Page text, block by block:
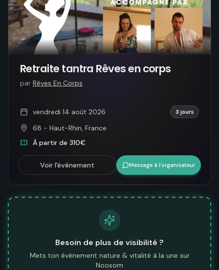
Retraite tantra Rêves en corps
par Rêves En Corps
vendredi 14 août 2026 3 jours
68 - Haut-Rhin, France
À partir de 310€
Voir l'événement Message à l’organisateur
Besoin de plus de visibilité ?
Mets ton événement nature & vitalité à la une sur
Noosom